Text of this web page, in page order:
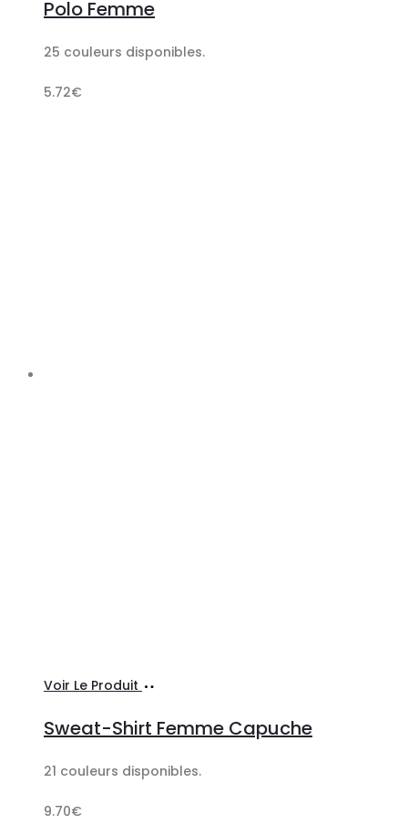
Polo Femme
25 couleurs disponibles.
5.72€
Voir Le Produit
panier
Sweat-Shirt Femme Capuche
21 couleurs disponibles.
9.70€